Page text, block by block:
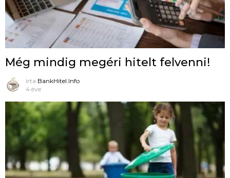
Még mindig megéri hitelt felvenni!
írta BankHitel.Info
4 éve